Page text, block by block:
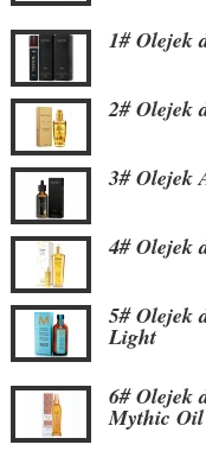
1# Olejek
2# Olejek
3# Olejek
4# Olejek
5# Olejek
Light
6# Olejek
Mythic Oil